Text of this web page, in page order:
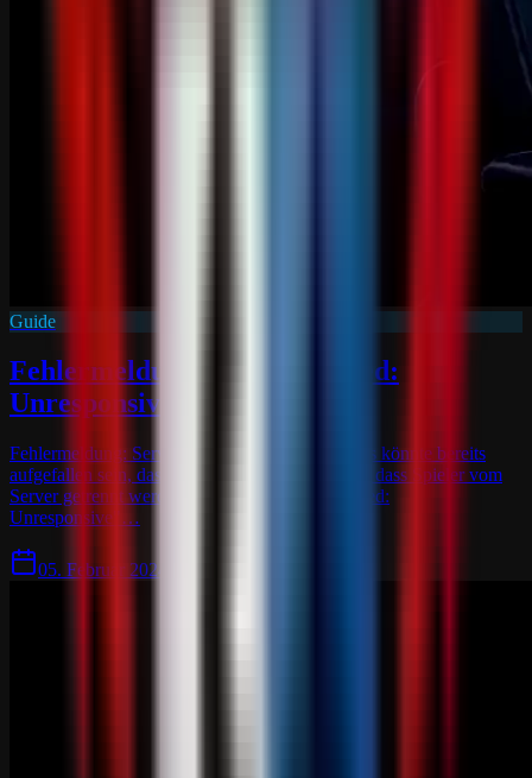
Guide
Fehlermeldung: Server Kicked:
Unresponsive
Fehlermeldung: Server Kicked: Unresponsive Es könnte bereits
aufgefallen sein, dass es gelegentlich vorkommt, dass Spieler vom
Server getrennt werden und die Meldung "Kicked:
Unresponsive"…
05. Februar 2024